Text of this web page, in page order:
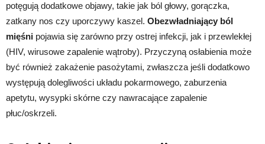
potęgują dodatkowe objawy, takie jak ból głowy, gorączka,
zatkany nos czy uporczywy kaszel. Obezwładniający ból
mięśni pojawia się zarówno przy ostrej infekcji, jak i przewlekłej
(HIV, wirusowe zapalenie wątroby). Przyczyną osłabienia może
być również zakażenie pasożytami, zwłaszcza jeśli dodatkowo
występują dolegliwości układu pokarmowego, zaburzenia
apetytu, wysypki skórne czy nawracające zapalenie
płuc/oskrzeli.